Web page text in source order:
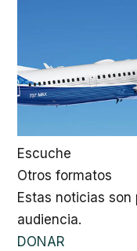
Escuche
Otros formatos
Estas noticias
audiencia.
DONAR